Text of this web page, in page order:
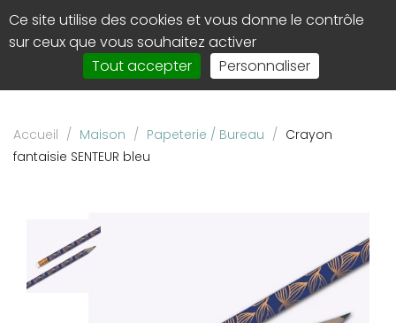
Accueil / Maison / Papeterie / Bureau / Crayon
fantaisie SENTEUR bleu
Panneau de gestion des cookies
Ce site utilise des cookies et vous donne le contrôle
sur ceux que vous souhaitez activer
Tout accepter
Personnaliser